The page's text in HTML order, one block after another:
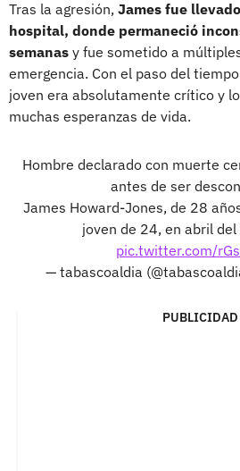
Tras la agresión, James fue
hospital, donde permaneció
semanas y fue sometido a
emergencia. Con el paso del
joven era absolutamente crítico y
muchas esperanzas de vida.
Hombre declarado con muerte
antes de ser
James Howard-Jones, de 28
joven de 24, en abril del
pic.twitter.com/
— tabascoaldia
PUBLICIDAD